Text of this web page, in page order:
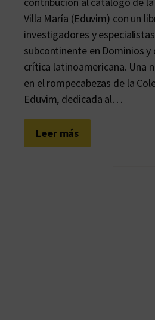
Villa María (Eduvim) con un
investigadores y
subcontinente en Dominios y
crítica latinoamericana. Una
en el rompecabezas de la
Eduvim, dedicada al…
Leer más:
L